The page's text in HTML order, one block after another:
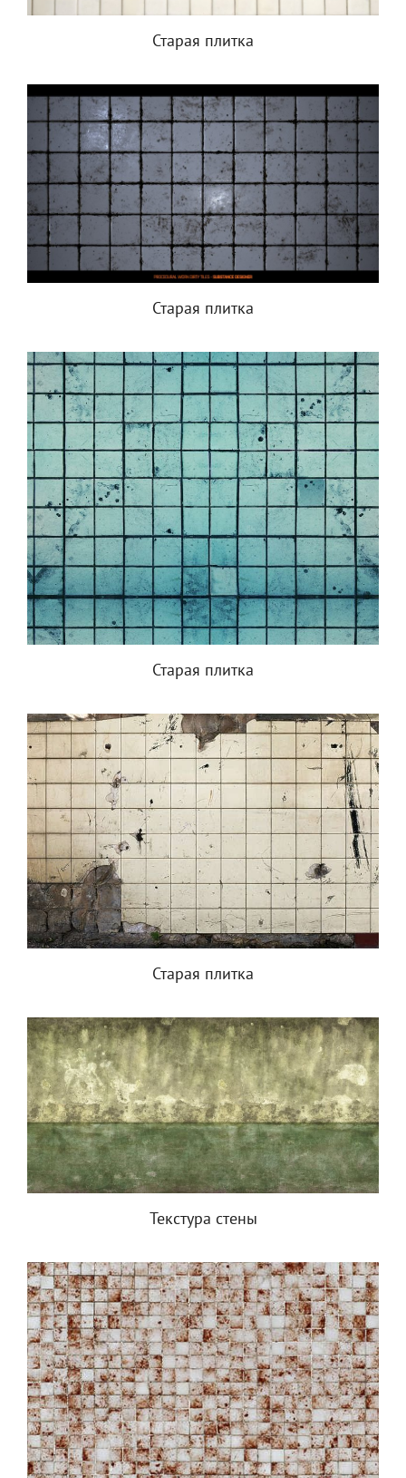
Старая плитка
Старая плитка
Старая плитка
Старая плитка
Текстура стены